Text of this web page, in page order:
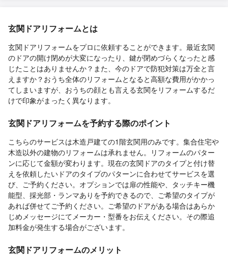
玄関ドアリフォームとは
玄関ドアリフォームをプロに依頼することができます。最近玄関
のドアの開け閉めが大変になったり、鍵が閉めづらくなったと感
じたことはありませんか？また、今のドアで防犯対策は万全と言
えますか？おうち全体のリフォームとなると高額な費用がかかっ
てしまいますが、おうちの顔とも言える玄関をリフォームするだ
けで印象がまったく異なります。
玄関ドアリフォームを予約する際のポイント
こちらのサービスは木造戸建ての1階玄関用のみです。集合住宅や
木造以外の建物のリフォームは承れません。リフォームのパター
ンに応じて金額が変わります。現在の玄関ドアのタイプと付け替
えを依頼したいドアのタイプのパターンに合わせてサービスを選
び、ご予約ください。オプションでは扉の性能や、タッチキー機
能型、採光部・ランマありを予約できるので、ご希望のタイプが
あれば併せてご予約ください。ご希望のドアがある場合はあらか
じめメッセージにてメーカー・型番をお伝えください。その際追
加料金が発生する場合がございます。
玄関ドアリフォームのメリット